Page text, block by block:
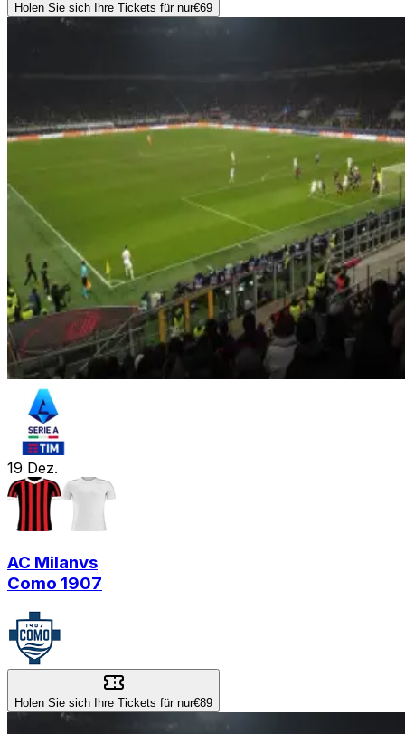
Holen Sie sich Ihre Tickets für nur€69
19 Dez.
AC Milanvs
Como 1907
Holen Sie sich Ihre Tickets für nur€89